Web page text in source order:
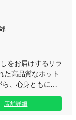
きを、ぜひ心ゆく
、スタッフ一同い
をお届けするリラ
た高品質なホット
、心身ともに解
自らがこだわり抜
、豊かな香りのア
リラクゼーション
店舗詳細